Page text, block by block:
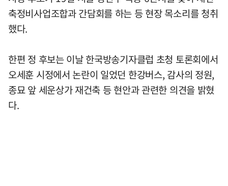
축정비사업조합과 간담회를 하는 등 현장 목소리를 청취
했다.
한편 정 후보는 이날 한국방송기자클럽 초청 토론회에서
오세훈 시정에서 논란이 일었던 한강버스, 감사의 정원,
종묘 앞 세운상가 재건축 등 현안과 관련한 의견을 밝혔
다.